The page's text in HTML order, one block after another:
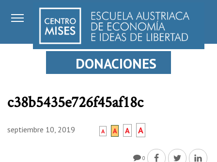
DONACIONES
c38b5435e726f45af18c
septiembre 10, 2019 A A A A
0